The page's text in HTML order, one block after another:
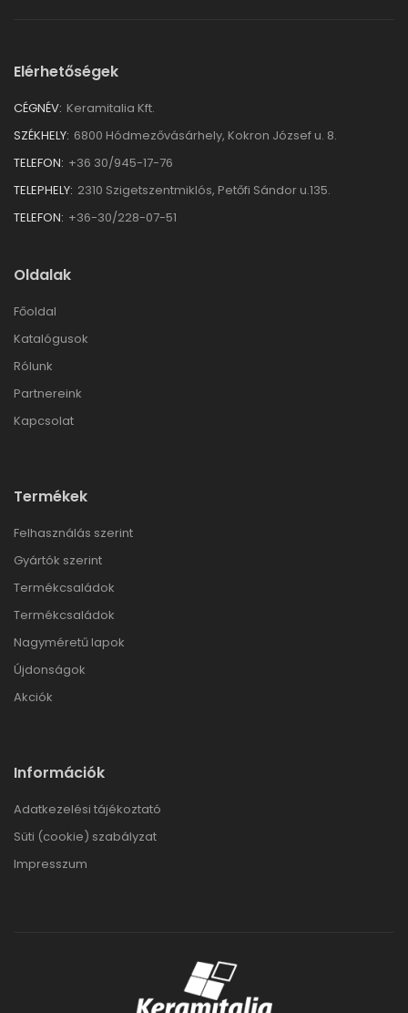
Elérhetőségek
CÉGNÉV: Keramitalia Kft.
SZÉKHELY: 6800 Hódmezővásárhely, Kokron József u. 8.
TELEFON: +36 30/945-17-76
TELEPHELY: 2310 Szigetszentmiklós, Petőfi Sándor u.135.
TELEFON: +36-30/228-07-51
Oldalak
Főoldal
Katalógusok
Rólunk
Partnereink
Kapcsolat
Termékek
Felhasználás szerint
Gyártók szerint
Termékcsaládok
Termékcsaládok
Nagyméretű lapok
Újdonságok
Akciók
Információk
Adatkezelési tájékoztató
Süti (cookie) szabályzat
Impresszum